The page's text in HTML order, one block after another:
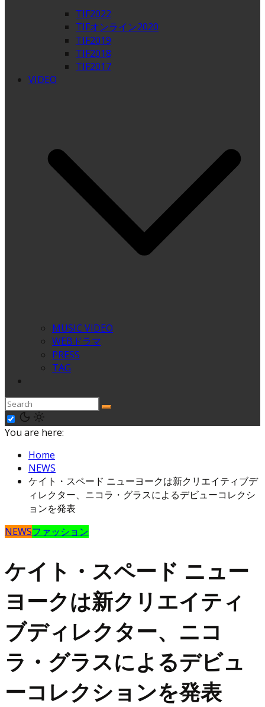
TIF2022
TIFオンライン2020
TIF2019
TIF2018
TIF2017
VIDEO
MUSIC VIDEO
WEBドラマ
PRESS
TAG
You are here:
Home
NEWS
ケイト・スペード ニューヨークは新クリエイティブデ
ィレクター、ニコラ・グラスによるデビューコレクシ
ョンを発表
NEWSファッション
ケイト・スペード ニュー
ヨークは新クリエイティ
ブディレクター、ニコ
ラ・グラスによるデビュ
ーコレクションを発表